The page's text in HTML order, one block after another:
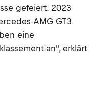
gefeiert. 2023
AMG GT3
eine
an", erklärt